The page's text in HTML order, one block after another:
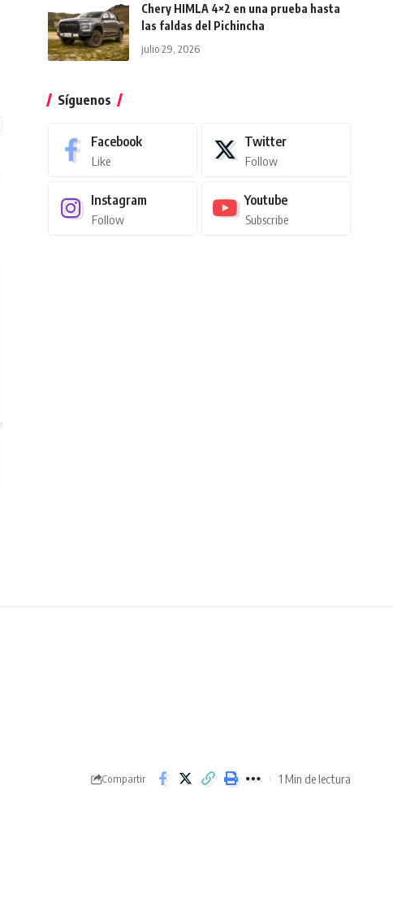
Chery HIMLA 4×2 en una prueba hasta
las faldas del Pichincha
julio 29, 2026
Síguenos
Facebook
Like
Twitter
Follow
Instagram
Follow
Youtube
Subscribe
Compartir 1 Min de lectura